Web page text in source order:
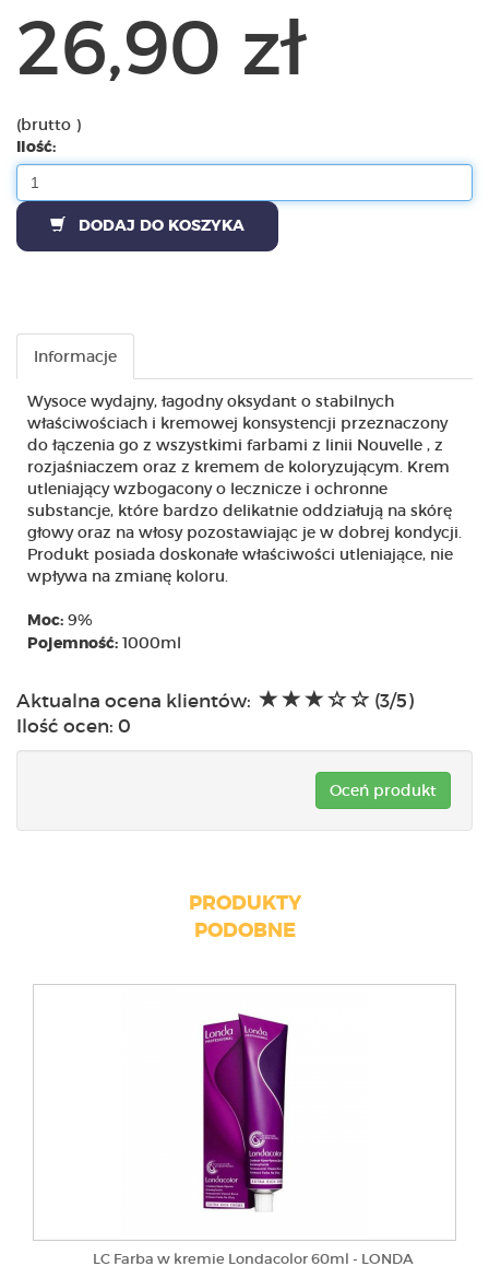
26,90 zł
(brutto )
Ilość:
DODAJ DO KOSZYKA
Informacje
Wysoce wydajny, łagodny oksydant o stabilnych
właściwościach i kremowej konsystencji przeznaczony
do łączenia go z wszystkimi farbami z linii Nouvelle , z
rozjaśniaczem oraz z kremem de koloryzującym. Krem
utleniający wzbogacony o lecznicze i ochronne
substancje, które bardzo delikatnie oddziałują na skórę
głowy oraz na włosy pozostawiając je w dobrej kondycji.
Produkt posiada doskonałe właściwości utleniające, nie
wpływa na zmianę koloru.
Moc: 9%
Pojemność: 1000ml
Aktualna ocena klientów:
(3/5)
Ilość ocen: 0
Oceń produkt
PRODUKTY
PODOBNE
LC Farba w kremie Londacolor 60ml - LONDA